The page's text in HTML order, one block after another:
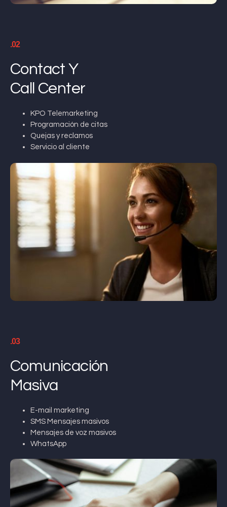
.02
Contact Y
Call Center
KPO Telemarketing
Programación de citas
Quejas y reclamos
Servicio al cliente
.03
Comunicación
Masiva
E-mail marketing
SMS Mensajes masivos
Mensajes de voz masivos
WhatsApp